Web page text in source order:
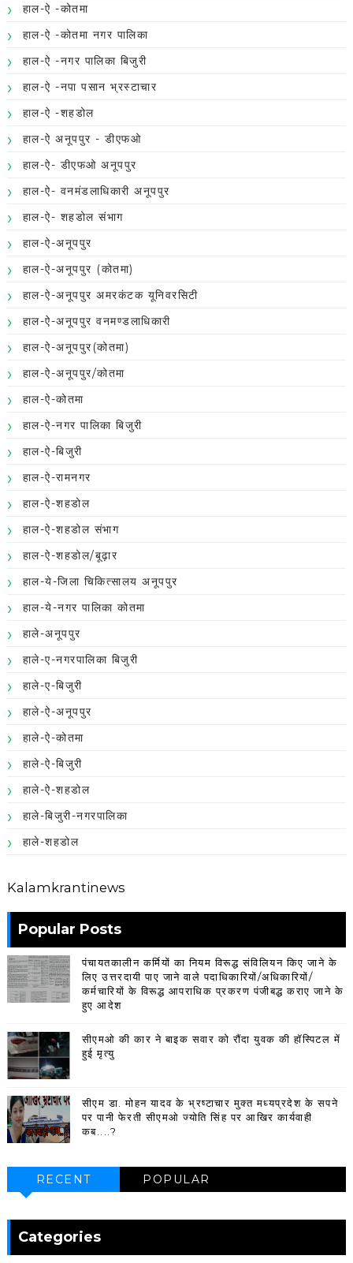
हाल-ऐ -कोतमा
हाल-ऐ -कोतमा नगर पालिका
हाल-ऐ -नगर पालिका बिजुरी
हाल-ऐ -नपा पसान भ्रस्टाचार
हाल-ऐ -शहडोल
हाल-ऐ अनूपपुर - डीएफओ
हाल-ऐ- डीएफओ अनूपपुर
हाल-ऐ- वनमंडलाधिकारी अनूपपुर
हाल-ऐ- शहडोल संभाग
हाल-ऐ-अनूपपुर
हाल-ऐ-अनूपपुर (कोतमा)
हाल-ऐ-अनूपपुर अमरकंटक यूनिवरसिटी
हाल-ऐ-अनूपपुर वनमण्डलाधिकारी
हाल-ऐ-अनूपपुर(कोतमा)
हाल-ऐ-अनूपपुर/कोतमा
हाल-ऐ-कोतमा
हाल-ऐ-नगर पालिका बिजुरी
हाल-ऐ-बिजुरी
हाल-ऐ-रामनगर
हाल-ऐ-शहडोल
हाल-ऐ-शहडोल संभाग
हाल-ऐ-शहडोल/बूढ़ार
हाल-ये-जिला चिकित्सालय अनूपपुर
हाल-ये-नगर पालिका कोतमा
हाले-अनूपपुर
हाले-ए-नगरपालिका बिजुरी
हाले-ए-बिजुरी
हाले-ऐ-अनूपपुर
हाले-ऐ-कोतमा
हाले-ऐ-बिजुरी
हाले-ऐ-शहडोल
हाले-बिजुरी-नगरपालिका
हाले-शहडोल
Kalamkrantinews
Popular Posts
पंचायतकालीन कर्मियों का नियम विरूद्ध संविलियन किए जाने के
लिए उत्तरदायी पाए जाने वाले पदाधिकारियों/अधिकारियों/
कर्मचारियों के विरूद्ध आपराधिक प्रकरण पंजीबद्ध कराए जाने के
हुए आदेश
सीएमओ की कार ने बाइक सवार को रौंदा युवक की हॉस्पिटल में
हुई मृत्यु
सीएम डा. मोहन यादव के भ्रष्टाचार मुक्त मध्यप्रदेश के सपने
पर पानी फेरती सीएमओ ज्योति सिंह पर आखिर कार्यवाही
कब....?
RECENT POPULAR
Categories